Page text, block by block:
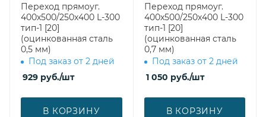
Переход прямоуг.
400х500/250х400 L-300
тип-1 [20]
(оцинкованная сталь
0,5 мм)
Под заказ от 2 дней
929 руб./шт
В КОРЗИНУ
Переход прямоуг.
400х500/250х400 L-300
тип-1 [20]
(оцинкованная сталь
0,7 мм)
Под заказ от 2 дней
1 050 руб./шт
В КОРЗИНУ